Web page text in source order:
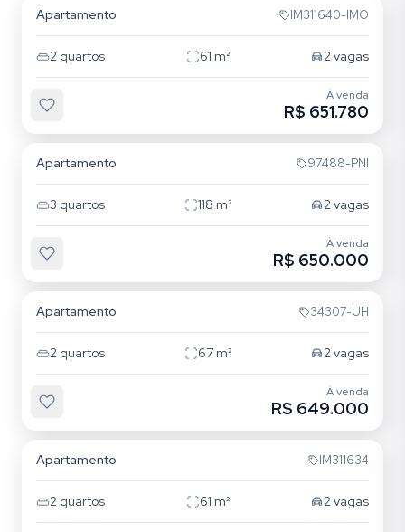
Apartamento IM311640-IMO
2 quartos 61 m² 2vagas
À venda
R$ 651.780
Apartamento 97488-PNI
3 quartos 118 m² 2vagas
À venda
R$ 650.000
Apartamento 34307-UH
2 quartos 67m² 2vagas
À venda
R$ 649.000
Apartamento IM311634
2 quartos 61 m² 2vagas